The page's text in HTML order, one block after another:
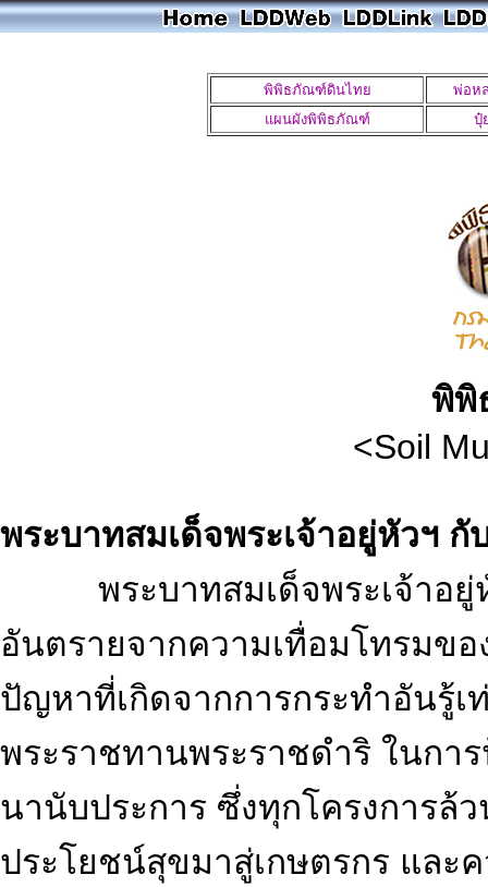
พิพิธภัณฑ์ดินไทย
พ่อห
แผนผังพิพิธภัณฑ์
ปุ๋
พิพิ
<Soil
พระบาทสมเด็จพระเจ้าอยู่หัวฯ
พระบาทสมเด็จพระเจ้าอยู่หั
อันตรายจากความเทื่อมโทรมข
ปัญหาที่เกิดจากการกระทำอันรู้
พระราชทานพระราชดำริ ในกา
นานับประการ ซึ่งทุกโครงการล้
ประโยชน์สุขมาสู่เกษตรกร แล